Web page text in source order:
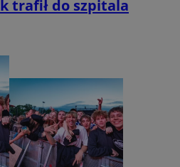
trafił do szpitala